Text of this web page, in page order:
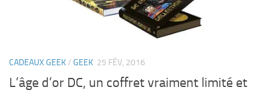
CADEAUX GEEK/ GEEK 25 FÉV, 2016
L’âge d’or DC, un coffret vraiment limité et